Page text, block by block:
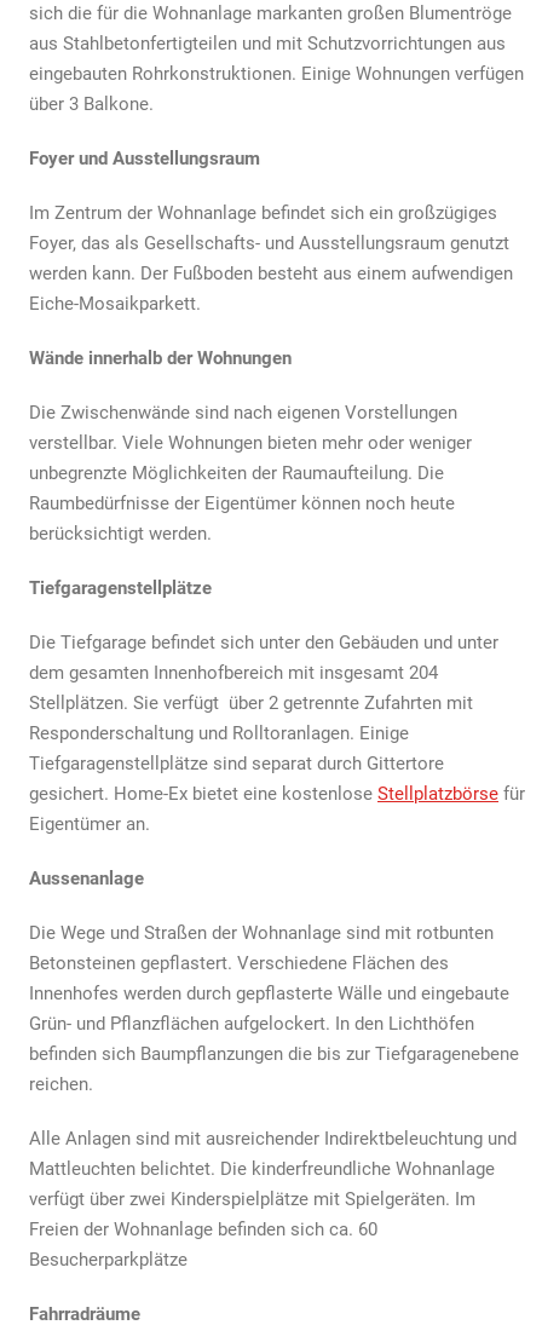
sich die für die Wohnanlage markanten großen Blumentröge
aus Stahlbetonfertigteilen und mit Schutzvorrichtungen aus
eingebauten Rohrkonstruktionen. Einige Wohnungen verfügen
über 3 Balkone.
Foyer und Ausstellungsraum
Im Zentrum der Wohnanlage befindet sich ein großzügiges
Foyer, das als Gesellschafts- und Ausstellungsraum genutzt
werden kann. Der Fußboden besteht aus einem aufwendigen
Eiche-Mosaikparkett.
Wände innerhalb der Wohnungen
Die Zwischenwände sind nach eigenen Vorstellungen
verstellbar. Viele Wohnungen bieten mehr oder weniger
unbegrenzte Möglichkeiten der Raumaufteilung. Die
Raumbedürfnisse der Eigentümer können noch heute
berücksichtigt werden.
Tiefgaragenstellplätze
Die Tiefgarage befindet sich unter den Gebäuden und unter
dem gesamten Innenhofbereich mit insgesamt 204
Stellplätzen. Sie verfügt über 2 getrennte Zufahrten mit
Responderschaltung und Rolltoranlagen. Einige
Tiefgaragenstellplätze sind separat durch Gittertore
gesichert. Home-Ex bietet eine kostenlose Stellplatzbörse für
Eigentümer an.
Aussenanlage
Die Wege und Straßen der Wohnanlage sind mit rotbunten
Betonsteinen gepflastert. Verschiedene Flächen des
Innenhofes werden durch gepflasterte Wälle und eingebaute
Grün- und Pflanzflächen aufgelockert. In den Lichthöfen
befinden sich Baumpflanzungen die bis zur Tiefgaragenebene
reichen.
Alle Anlagen sind mit ausreichender Indirektbeleuchtung und
Mattleuchten belichtet. Die kinderfreundliche Wohnanlage
verfügt über zwei Kinderspielplätze mit Spielgeräten. Im
Freien der Wohnanlage befinden sich ca. 60
Besucherparkplätze
Fahrradräume